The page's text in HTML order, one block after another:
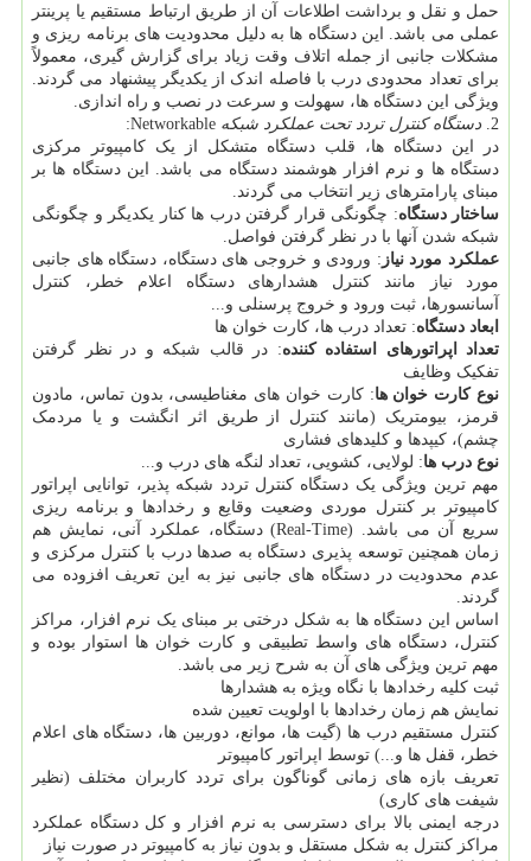
حمل و نقل و برداشت اطلاعات آن از طریق ارتباط مستقیم یا پرینتر
عملی می باشد. این دستگاه ها به دلیل محدودیت های برنامه ریزی و
مشکلات جانبی از جمله اتلاف وقت زیاد برای گزارش گیری، معمولاً
برای تعداد محدودی درب با فاصله اندک از یکدیگر پیشنهاد می گردند.
ویژگی این دستگاه ها، سهولت و سرعت در نصب و راه اندازی.
2. دستگاه کنترل تردد تحت عملکرد شبکه
در این دستگاه ها، قلب دستگاه متشکل از یک کامپیوتر مرکزی
دستگاه ها و نرم افزار هوشمند دستگاه می باشد. این دستگاه ها بر
مبنای پارامترهای زیر انتخاب می گردند.
ساختار دستگاه: چگونگی قرار گرفتن درب ها کنار یکدیگر و چگونگی
شبکه شدن آنها با در نظر گرفتن فواصل.
عملکرد مورد نیاز : ورودی و خروجی های دستگاه، دستگاه های جانبی
مورد نیاز مانند کنترل هشدارهای دستگاه اعلام خطر، کنترل
آسانسورها، ثبت ورود و خروج پرسنلی و...
ابعاد دستگاه: تعداد درب ها، کارت خوان ها
تعداد اپراتورهای استفاده کننده: در قالب شبکه و در نظر گرفتن
تفکیک وظایف
نوع کارت خوان ها: کارت خوان های مغناطیسی، بدون تماس، مادون
قرمز، بیومتریک (مانند کنترل از طریق اثر انگشت و یا مردمک
چشم)، کیپدها و کلیدهای فشاری
نوع درب ها: لولایی، کشویی، تعداد لنگه های درب و...
مهم ترین ویژگی یک دستگاه کنترل تردد شبکه پذیر، توانایی اپراتور
کامپیوتر بر کنترل موردی وضعیت وقایع و رخدادها و برنامه ریزی
سریع آن می باشد. (Real-Time) دستگاه، عملکرد آنی، نمایش هم
زمان همچنین توسعه پذیری دستگاه به صدها درب با کنترل مرکزی و
عدم محدودیت در دستگاه های جانبی نیز به این تعریف افزوده می
گردند.
اساس این دستگاه ها به شکل درختی بر مبنای یک نرم افزار، مراکز
کنترل، دستگاه های واسط تطبیقی و کارت خوان ها استوار بوده و
مهم ترین ویژگی های آن به شرح زیر می باشد.
ثبت کلیه رخدادها با نگاه ویژه به هشدارها
نمایش هم زمان رخدادها با اولویت تعیین شده
کنترل مستقیم درب ها (گیت ها، موانع، دوربین ها، دستگاه های اعلام
خطر، قفل ها و...) توسط اپراتور کامپیوتر
تعریف بازه های زمانی گوناگون برای تردد کاربران مختلف (نظیر
شیفت های کاری)
درجه ایمنی بالا برای دسترسی به نرم افزار و کل دستگاه عملکرد
مراکز کنترل به شکل مستقل و بدون نیاز به کامپیوتر در صورت نیاز